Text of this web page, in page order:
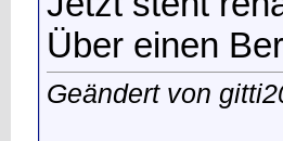
Über einen
Geändert von